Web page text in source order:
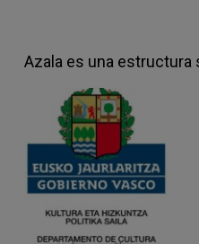
Azala es una estructura